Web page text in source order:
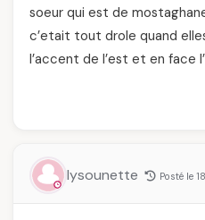
soeur qui est de
c’etait tout drole quand
l’accent de l’est et en face
lysounette Posté le